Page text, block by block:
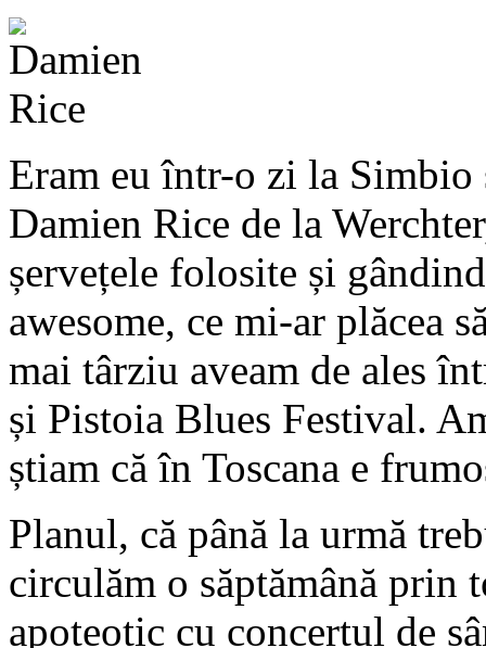
Eram eu într-o zi la
Damien Rice de la
șervețele folosite și
awesome, ce mi-ar plăcea
mai târziu aveam de ales
și Pistoia Blues Festival.
știam că în Toscana e
Planul, că până la urmă
circulăm o săptămână prin
apoteotic cu concertul de